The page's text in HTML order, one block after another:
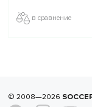
в сравнение
© 2008—2026